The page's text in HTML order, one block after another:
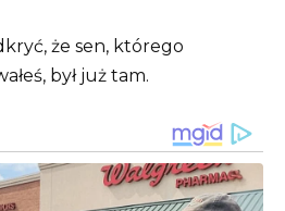
że sen, którego
był już tam.